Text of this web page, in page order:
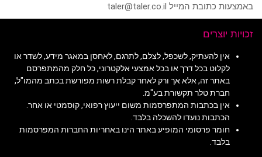
באמצעות כתובת המייל taler@taler.co.il
זכויות יוצרים
אין להעתיק, לשכפל, לצלם, לתרגם, לאחסן במאגר מידע, לשדר או
לקלוט בכל דרך או בכל אמצעי אלקטרוני, כל חלק מהמתפרסם
באתר זה, אלא אך ורק לאחר קבלת רשות מפורשת בכתב מהמו"ל,
חברת טלר תקשורת בע"מ.
אין בכתבות המתפרסמות משום ייעוץ רפואי, קוסמטי או אחר.
הכתבות נועדו להשכלה בלבד.
חומר פרסומי המופיע באתר הינו באחריות החברות המפרסמות
בלבד.